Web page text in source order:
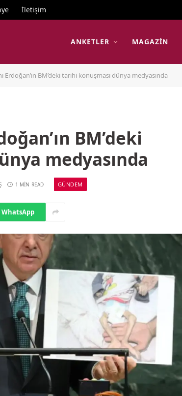
İletişim
ANKETLER MAGAZIN
Erdoğan’ın BM’deki tarihi konuşması dünya medyasında
BM’deki
medyasında
1 MIN READ GÜNDEM
WhatsApp